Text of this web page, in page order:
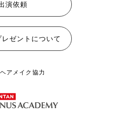
演依頼
ゼントについて
アメイク協力